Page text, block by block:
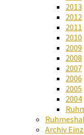
2013
2012
2011
2010
2009
2008
2007
2006
2005
2004
Archiv